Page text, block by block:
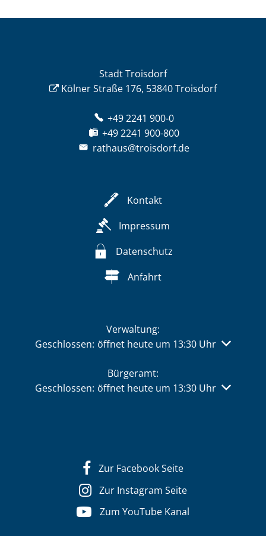
Stadt Troisdorf
Kölner Straße 176, 53840 Troisdorf
+49 2241 900-0
+49 2241 900-800
rathaus@troisdorf.de
Kontakt
Impressum
Datenschutz
Anfahrt
Verwaltung:
Klicken, um weitere Öffnungs- oder Schließzeiten
Geschlossen: öffnet heute um 13:30 Uhr
Bürgeramt:
Klicken, um weitere Öffnungs- oder Schließzeiten
Geschlossen: öffnet heute um 13:30 Uhr
Zur Facebook Seite
Zur Instagram Seite
Zum YouTube Kanal